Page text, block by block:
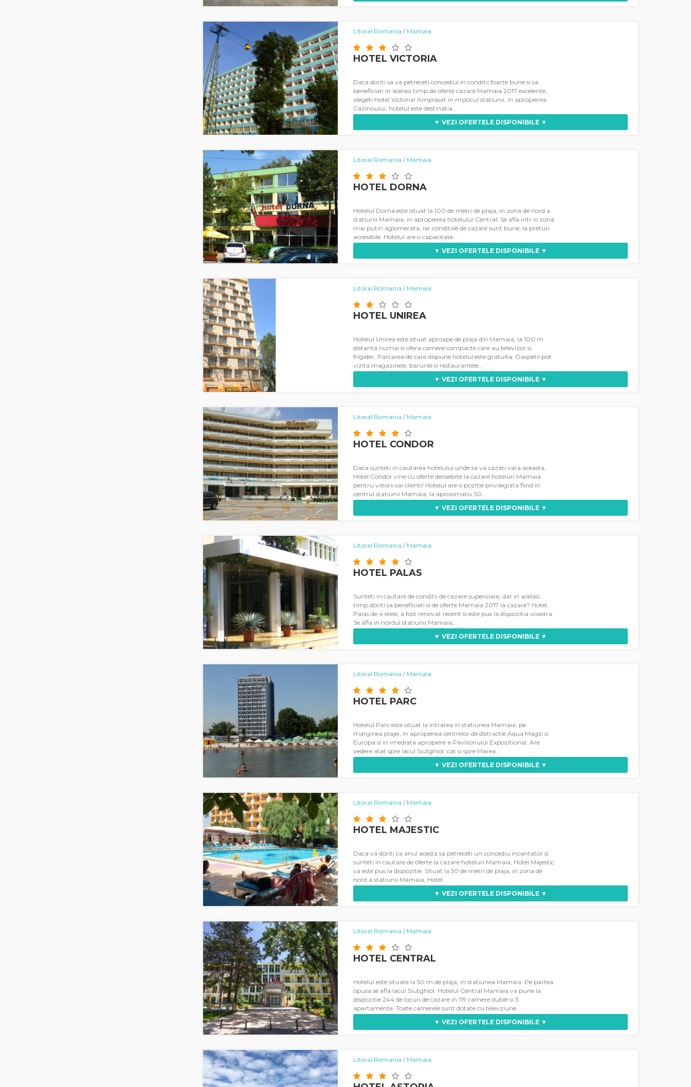
Litoral Romania / Mamaia
HOTEL VICTORIA
Daca doriti sa va petreceti concediul in conditii foarte bune si sa
beneficiati in acelasi timp de oferte cazare Mamaia 2017 excelente,
alegeti Hotel Victoria! Amplasat in mijlocul statiunii, in apropierea
Cazinoului, hotelul este destinatia...
▼ VEZI OFERTELE DISPONIBILE ▼
Litoral Romania / Mamaia
HOTEL DORNA
Hotelul Dorna este situat la 100 de metri de plaja, in zona de nord a
statiunii Mamaia, in apropierea hotelului Central. Se afla intr-o zona
mai putin aglomerata, iar conditiile de cazare sunt bune, la preturi
accesibile. Hotelul are o capacitate...
▼ VEZI OFERTELE DISPONIBILE ▼
Litoral Romania / Mamaia
HOTEL UNIREA
Hotelul Unirea este situat aproape de plaja din Mamaia, la 100 m
distanta numai si ofera camere compacte care au televizor si
frigider. Parcarea de care dispune hotelul este gratuita. Oaspetii pot
vizita magazinele, barurile si restaurantele...
▼ VEZI OFERTELE DISPONIBILE ▼
Litoral Romania / Mamaia
HOTEL CONDOR
Daca sunteti in cautarea hotelului unde sa va cazati vara aceasta,
Hotel Condor vine cu oferte deosebite la cazare hoteluri Mamaia
pentru viitorii sai clienti! Hotelul are o pozitie privilegiata fiind in
centrul statiunii Mamaia, la aproximativ 50...
▼ VEZI OFERTELE DISPONIBILE ▼
Litoral Romania / Mamaia
HOTEL PALAS
Sunteti in cautare de conditii de cazare superioare, dar in acelasi
timp doriti sa beneficiati si de oferte Mamaia 2017 la cazare? Hotel
Palas de 4 stele, a fost renovat recent si este pus la dispozitia voastra.
Se afla in nordul statiunii Mamaia,...
▼ VEZI OFERTELE DISPONIBILE ▼
Litoral Romania / Mamaia
HOTEL PARC
Hotelul Parc este situat la intrarea in statiunea Mamaia, pe
marginea plajei, in apropierea centrelor de distractie Aqua Magic si
Europa si in imediata apropiere a Pavilionului Expozitional. Are
vedere atat spre lacul Siutghiol, cat si spre Marea...
▼ VEZI OFERTELE DISPONIBILE ▼
Litoral Romania / Mamaia
HOTEL MAJESTIC
Daca va doriti ca anul acesta sa petreceti un concediu incantator si
sunteti in cautare de oferte la cazare hoteluri Mamaia, Hotel Majestic
va este pus la dispozitie. Situat la 50 de metri de plaja, in zona de
nord a statiunii Mamaia, Hotel...
▼ VEZI OFERTELE DISPONIBILE ▼
Litoral Romania / Mamaia
HOTEL CENTRAL
Hotelul este situate la 50 m de plaja, in statiunea Mamaia. Pe partea
opusa se afla lacul Siutghiol. Hotelul Central Mamaia va pune la
dispozitie 244 de locuri de cazare in 119 camere duble si 3
apartamente. Toate camerele sunt dotate cu televziune...
▼ VEZI OFERTELE DISPONIBILE ▼
Litoral Romania / Mamaia